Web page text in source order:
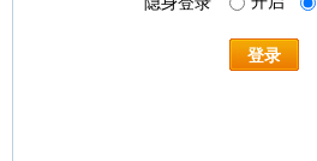
登录